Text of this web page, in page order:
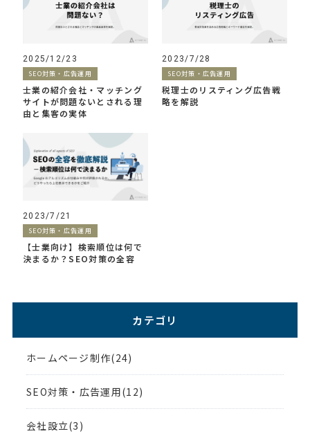
2025/12/23
SEO対策・広告運用
士業の紹介会社・マッチング
サイトが問題ないとされる理
由と集客の実体
2023/7/28
SEO対策・広告運用
税理士のリスティング広告戦
略を解説
2023/7/21
SEO対策・広告運用
【士業向け】検索順位は何で
決まるか？SEO対策の全容
カテゴリ
ホームページ制作(24)
SEO対策・広告運用(12)
会社設立(3)